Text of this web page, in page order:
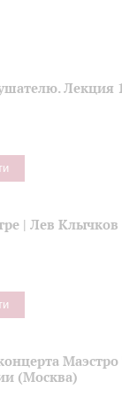
Лекция
| Лев Клычков
(Москва)